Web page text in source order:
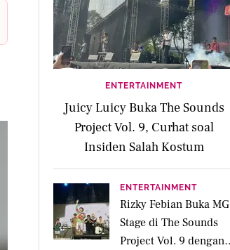
ENTERTAINMENT
Juicy Luicy Buka The Sounds
Project Vol. 9, Curhat soal
Insiden Salah Kostum
ENTERTAINMENT
Rizky Febian Buka MG
Stage di The Sounds
Project Vol. 9 dengan